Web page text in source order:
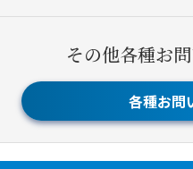
その他各種お
各種お問